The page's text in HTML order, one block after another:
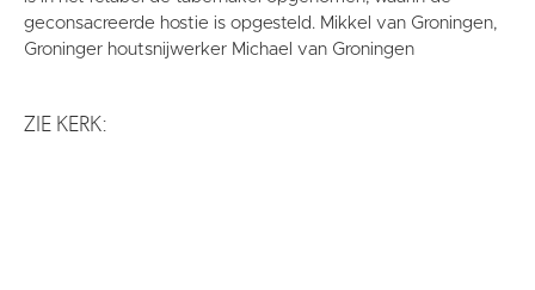
geconsacreerde hostie is opgesteld. Mikkel van Groningen,
Groninger houtsnijwerker Michael van Groningen
ZIE KERK: